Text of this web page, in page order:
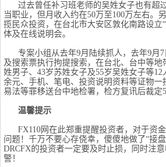
过去曾任补习班老师的吴姓女子也有超
当职业，但月收入约在50万至100万左右。
揽民众投资，在台北市大安区敦化南路设立
体及在线说明会。
专案小组从去年9月陆续抓人，去年9月
及搜索票执行拘提搜索，在台北、台中等地
姓男子、43岁苏姓女子及55岁吴姓女子等12
余元、手机、笔电、投资说明资料等证物一
易法等罪移送台中地检署，检方复讯后裁定5
温馨提示
FX110网在此郑重提醒投资者，对于资
问题！千万不要心存侥幸，傻傻地做了“接盘
DRCFX的投资者一定要及时止损，同时注
警！